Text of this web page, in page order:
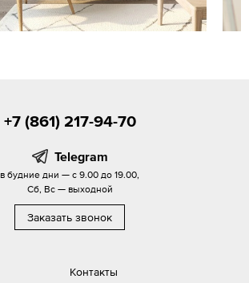
Контакты
+7 (861) 217-94-70
Telegram
в будние дни — с 9.00 до 19.00,
Сб, Вс — выходной
Заказать звонок